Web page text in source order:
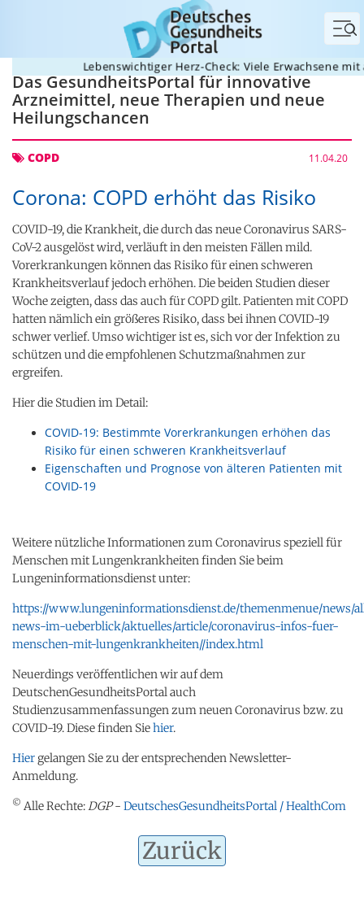
Lebenswichtiger Herz-Check: Viele Erwachsene mit
Das GesundheitsPortal für innovative
Arzneimittel, neue Therapien und neue
Heilungschancen
11.04.20
COPD
Corona: COPD erhöht das Risiko
COVID-19, die Krankheit, die durch das neue Coronavirus SARS-
CoV-2 ausgelöst wird, verläuft in den meisten Fällen mild.
Vorerkrankungen können das Risiko für einen schweren
Krankheitsverlauf jedoch erhöhen. Die beiden Studien dieser
Woche zeigten, dass das auch für COPD gilt. Patienten mit COPD
hatten nämlich ein größeres Risiko, dass bei ihnen COVID-19
schwer verlief. Umso wichtiger ist es, sich vor der Infektion zu
schützen und die empfohlenen Schutzmaßnahmen zur
ergreifen.
Hier die Studien im Detail:
COVID-19: Bestimmte Vorerkrankungen erhöhen das
Risiko für einen schweren Krankheitsverlauf
Eigenschaften und Prognose von älteren Patienten mit
COVID-19
Weitere nützliche Informationen zum Coronavirus speziell für
Menschen mit Lungenkrankheiten finden Sie beim
Lungeninformationsdienst unter:
https://www.lungeninformationsdienst.de/themenmenue/news/
news-im-ueberblick/aktuelles/article/coronavirus-infos-fuer-
menschen-mit-lungenkrankheiten//index.html
Neuerdings veröffentlichen wir auf dem
DeutschenGesundheitsPortal auch
Studienzusammenfassungen zum neuen Coronavirus bzw. zu
COVID-19. Diese finden Siehier.
Hier gelangen Sie zu der entsprechenden Newsletter-
Anmeldung.
© Alle Rechte:DGP- DeutschesGesundheitsPortal / HealthCom
Zurück